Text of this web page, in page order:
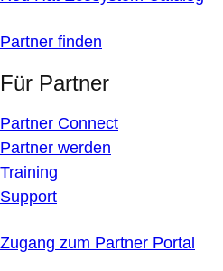
Partner finden
Für Partner
Partner Connect
Partner werden
Training
Support
Zugang zum Partner Portal